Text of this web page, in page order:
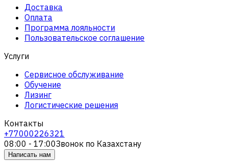
Доставка
Оплата
Программа лояльности
Пользовательское соглашение
Услуги
Сервисное обслуживание
Обучение
Лизинг
Логистические решения
Контакты
+77000226321
08:00 - 17:00Звонок по Казахстану
Написать нам